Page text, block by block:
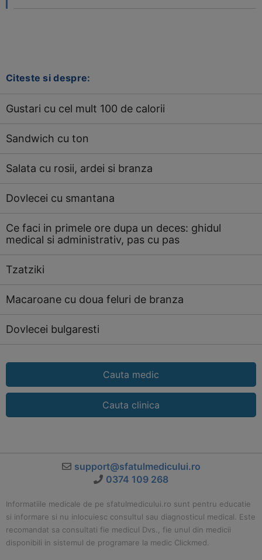
Citeste si despre:
Gustari cu cel mult 100 de calorii
Sandwich cu ton
Salata cu rosii, ardei si branza
Dovlecei cu smantana
Ce faci in primele ore dupa un deces: ghidul
medical si administrativ, pas cu pas
Tzatziki
Macaroane cu doua feluri de branza
Dovlecei bulgaresti
Cauta medic
Cauta clinica
support@sfatulmedicului.ro
0374 109 268
Informatiile medicale de pe sfatulmedicului.ro sunt pentru educatie
si informare si nu inlocuiesc consultul sau diagnosticul medical. Este
recomandat sa consultati fie medicul Dvs., fie unul din medicii
disponibili in sistemul de programare la medic Clickmed.